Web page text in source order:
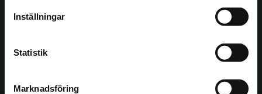
Inställningar
Statistik
Marknadsföring
046-31 20 00
Box 141